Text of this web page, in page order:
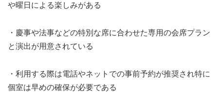
や曜日による楽しみがある
・慶事や法事などの特別な席に合わせた専用の会席プラン
と演出が用意されている
・利用する際は電話やネットでの事前予約が推奨され特に
個室は早めの確保が必要である